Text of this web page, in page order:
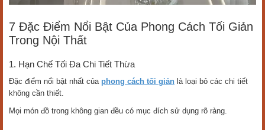
7 Đặc Điểm Nổi Bật Của Phong Cách Tối Giản
Trong Nội Thất
1. Hạn Chế Tối Đa Chi Tiết Thừa
Đặc điểm nổi bật nhất của phong cách tối giản là loại bỏ các chi tiết
không cần thiết.
Mọi món đồ trong không gian đều có mục đích sử dụng rõ ràng.